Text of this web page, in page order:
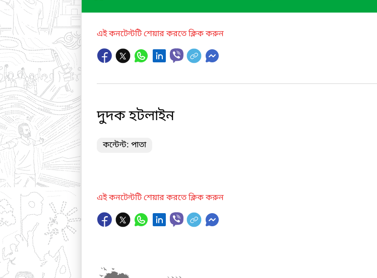
এই কনটেন্টটি শেয়ার করতে ক্লিক করুন
দুদক হটলাইন
কন্টেন্ট: পাতা
এই কনটেন্টটি শেয়ার করতে ক্লিক করুন